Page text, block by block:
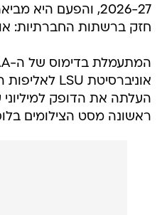
2026-27, והפעם היא
חזק ברשתות החברתיות:
העלתה את הדופק
ראשונה מסט הצילומים